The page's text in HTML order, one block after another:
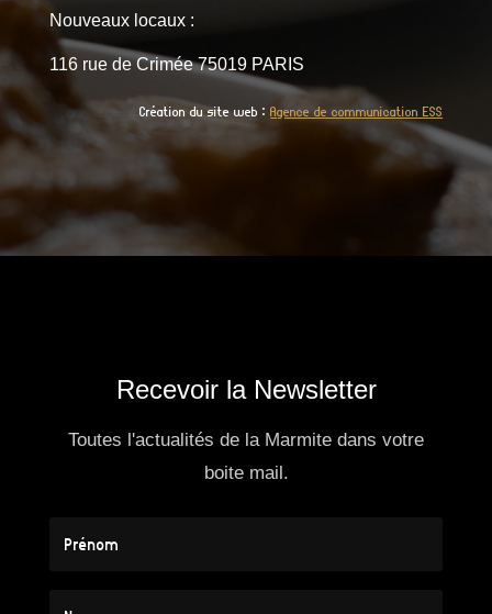
Nouveaux locaux :
116 rue de Crimée 75019 PARIS
Création du site web :Agence de communication ESS
Recevoir la Newsletter
Toutes l'actualités de la Marmite dans votre
boite mail.